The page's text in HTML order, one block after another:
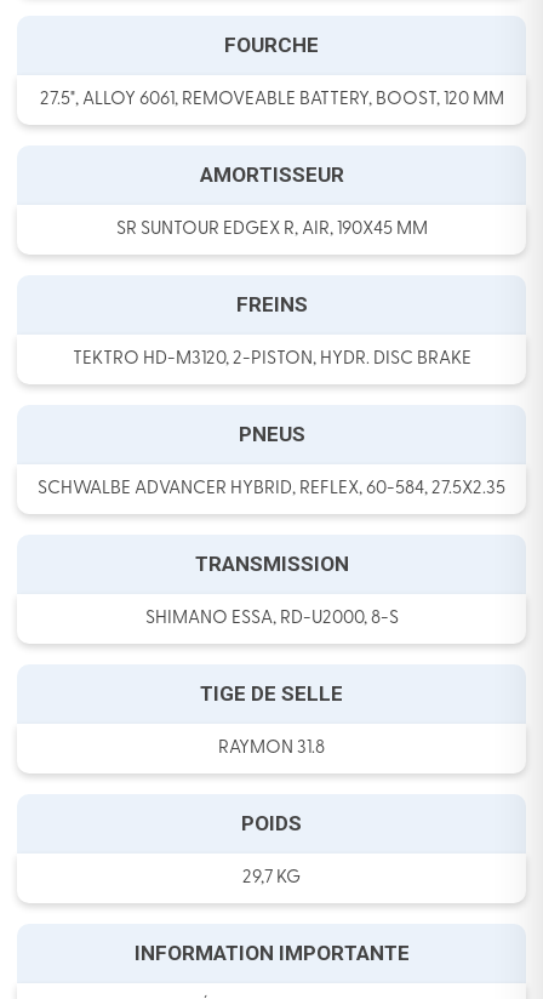
FOURCHE
27.5", ALLOY 6061, REMOVEABLE BATTERY, BOOST, 120 MM
AMORTISSEUR
SR SUNTOUR EDGEX R, AIR, 190X45 MM
FREINS
TEKTRO HD-M3120, 2-PISTON, HYDR. DISC BRAKE
PNEUS
SCHWALBE ADVANCER HYBRID, REFLEX, 60-584, 27.5X2.35
TRANSMISSION
SHIMANO ESSA, RD-U2000, 8-S
TIGE DE SELLE
RAYMON 31.8
POIDS
29,7 KG
INFORMATION IMPORTANTE